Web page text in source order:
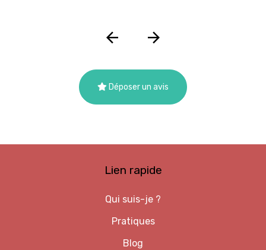
Déposer un avis
Lien rapide
Qui suis-je ?
Pratiques
Blog